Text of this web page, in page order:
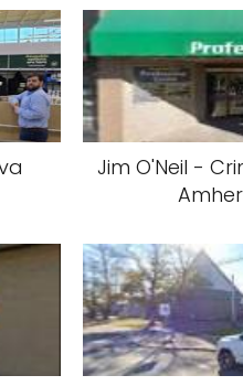
Jim O'Neil -